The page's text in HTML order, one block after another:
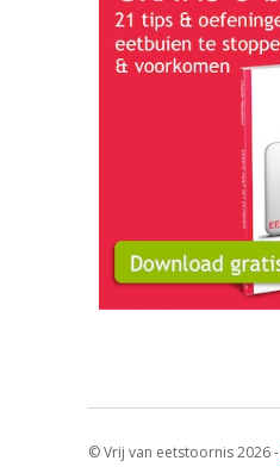
© Vrij van eetstoornis 2026 -